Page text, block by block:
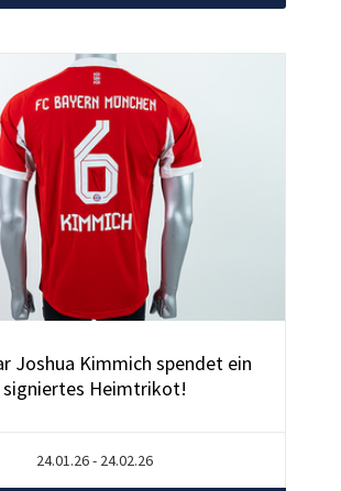
Joshua Kimmich spendet ein
signiertes Heimtrikot!
24.01.26 - 24.02.26